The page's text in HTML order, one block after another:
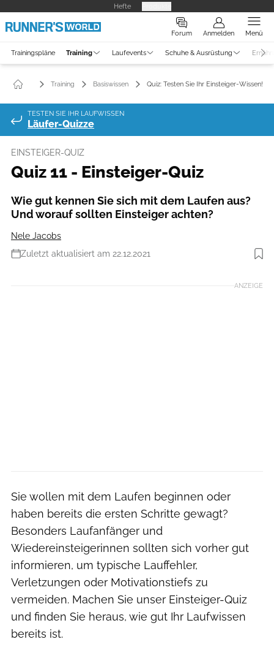
Hefte
Forum Anmelden Menü
Trainingspläne Training Laufevents Schuhe & Ausrüstung
Training Basiswissen Quiz: Testen Sie Ihr Einsteiger-Wissen!
TESTEN SIE IHR LAUFWISSEN
Läufer-Quizze
EINSTEIGER-QUIZ
Quiz 11 - Einsteiger-Quiz
Wie gut kennen Sie sich mit dem Laufen aus?
Und worauf sollten Einsteiger achten?
Nele Jacobs
Zuletzt aktualisiert am 22.12.2021
Foto: iStockphoto
ANZEIGE
Sie wollen mit dem Laufen beginnen oder
haben bereits die ersten Schritte gewagt?
Besonders Laufanfänger und
Wiedereinsteigerinnen sollten sich vorher gut
informieren, um typische Lauffehler,
Verletzungen oder Motivationstiefs zu
vermeiden. Machen Sie unser Einsteiger-Quiz
und finden Sie heraus, wie gut Ihr Laufwissen
bereits ist.